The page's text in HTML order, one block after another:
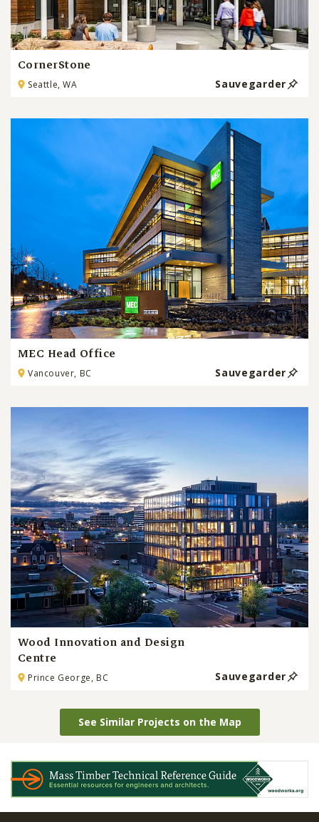
CornerStone
Seattle, WA Sauvegarder
MEC Head Office
Vancouver, BC Sauvegarder
Wood Innovation and Design
Centre
Prince George, BC Sauvegarder
See Similar Projects on the Map